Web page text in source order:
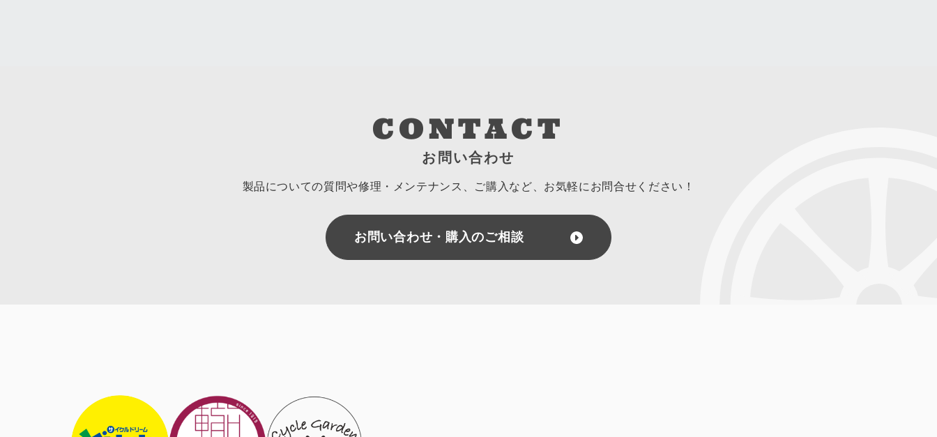
CONTACT
お問い合わせ
製品についての質問や修理・メンテナンス、ご購入など、 お気軽にお問合せください！
お問い合わせ・購入のご相談